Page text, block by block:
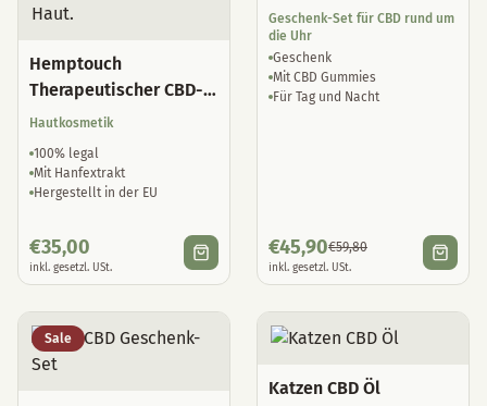
Hemptouch
Therapeutischer CBD-
Hautbalsam
Hautkosmetik
100% legal
Mit Hanfextrakt
Hergestellt in der EU
€35,00
inkl. gesetzl. USt.
Geschenk-Set für CBD rund um
die Uhr
Geschenk
Mit CBD Gummies
Für Tag und Nacht
€45,90€59,80
inkl. gesetzl. USt.
Sale
Katzen CBD Öl